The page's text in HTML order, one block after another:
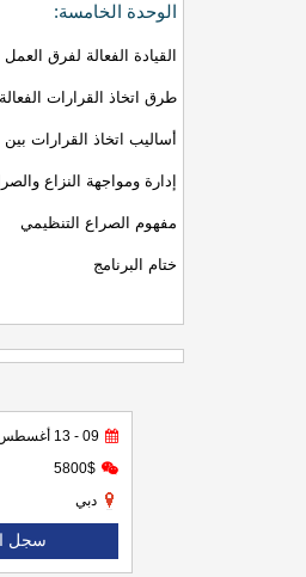
الوحدة الخامسة:
القيادة الفعالة لفرق العمل
طرق اتخاذ القرارات
أساليب اتخاذ القرارات
إدارة ومواجهة النزاع
مفهوم الصراع التنظيمي
ختام البرنامج
09 - 13 أغسطس 2026
5800$
دبي
سجل